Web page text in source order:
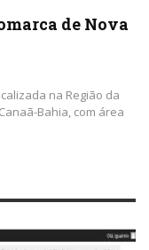
de Nova
na Região da
Bahia, com área